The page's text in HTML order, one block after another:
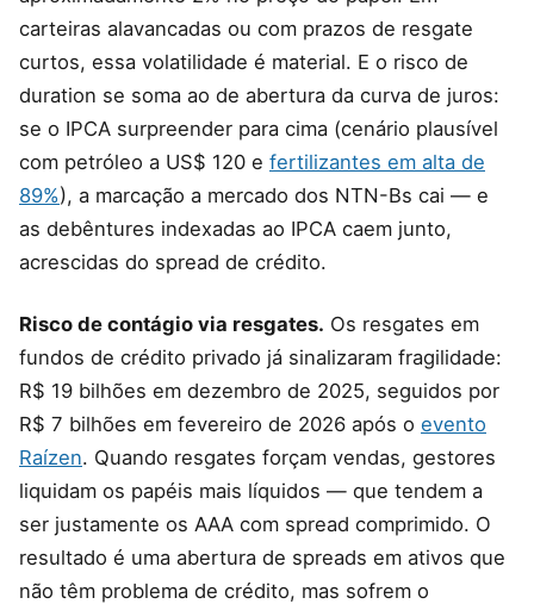
carteiras alavancadas ou com prazos de resgate
curtos, essa volatilidade é material. E o risco de
duration se soma ao de abertura da curva de juros:
se o IPCA surpreender para cima (cenário plausível
com petróleo a US$ 120 e fertilizantes em alta de
89%), a marcação a mercado dos NTN-Bs cai — e
as debêntures indexadas ao IPCA caem junto,
acrescidas do spread de crédito.
Risco de contágio via resgates. Os resgates em
fundos de crédito privado já sinalizaram fragilidade:
R$ 19 bilhões em dezembro de 2025, seguidos por
R$ 7 bilhões em fevereiro de 2026 após o evento
Raízen. Quando resgates forçam vendas, gestores
liquidam os papéis mais líquidos — que tendem a
ser justamente os AAA com spread comprimido. O
resultado é uma abertura de spreads em ativos que
não têm problema de crédito, mas sofrem o